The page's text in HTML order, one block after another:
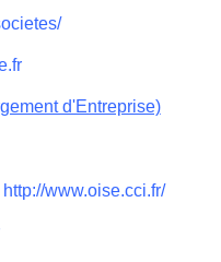
d'Entreprise)
http://www.oise.cci.fr/